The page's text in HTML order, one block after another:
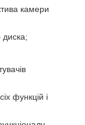
камери
диска;
функцій і